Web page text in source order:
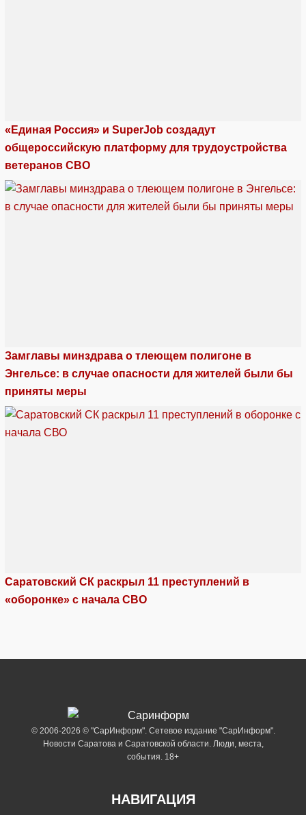
«Единая Россия» и SuperJob создадут
общероссийскую платформу для трудоустройства
ветеранов СВО
Замглавы минздрава о тлеющем полигоне в
Энгельсе: в случае опасности для жителей были бы
приняты меры
Саратовский СК раскрыл 11 преступлений в
«оборонке» с начала СВО
© 2006-2026 © "СарИнформ". Сетевое издание "СарИнформ".
Новости Саратова и Саратовской области. Люди, места,
события. 18+
НАВИГАЦИЯ